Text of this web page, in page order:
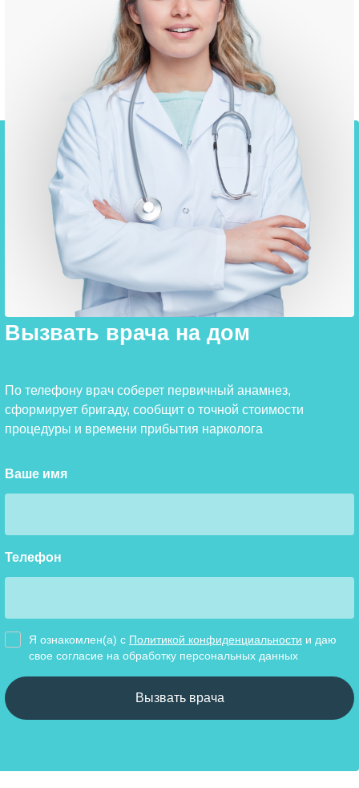
Вызвать врача на дом
По телефону врач соберет первичный анамнез,
сформирует бригаду, сообщит о точной стоимости
процедуры и времени прибытия нарколога
Ваше имя
Телефон
Я ознакомлен(а) с Политикой конфиденциальности и даю
свое cогласие на обработку персональных данных
Вызвать врача